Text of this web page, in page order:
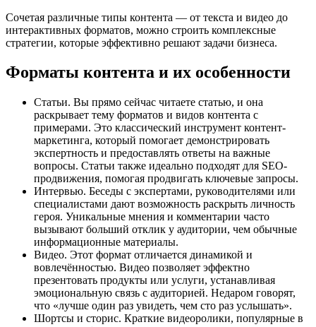
Сочетая различные типы контента — от текста и видео до
интерактивных форматов, можно строить комплексные
стратегии, которые эффективно решают задачи бизнеса.
Форматы контента и их особенности
Статьи. Вы прямо сейчас читаете статью, и она
раскрывает тему форматов и видов контента с
примерами. Это классический инструмент контент-
маркетинга, который помогает демонстрировать
экспертность и предоставлять ответы на важные
вопросы. Статьи также идеально подходят для SEO-
продвижения, помогая продвигать ключевые запросы.
Интервью. Беседы с экспертами, руководителями или
специалистами дают возможность раскрыть личность
героя. Уникальные мнения и комментарии часто
вызывают больший отклик у аудитории, чем обычные
информационные материалы.
Видео. Этот формат отличается динамикой и
вовлечённостью. Видео позволяет эффектно
презентовать продукты или услуги, устанавливая
эмоциональную связь с аудиторией. Недаром говорят,
что «лучше один раз увидеть, чем сто раз услышать».
Шортсы и сторис. Краткие видеоролики, популярные в